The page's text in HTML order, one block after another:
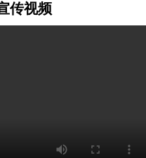
51La
传视频